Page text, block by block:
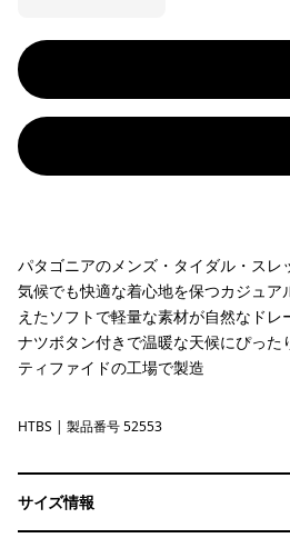
パタゴニアのメンズ・タイダル・スレ
気候でも快適な着心地を保つカジュア
えたソフトで軽量な素材が自然なドレ
ナツボタン付きで温暖な天候にぴった
ティファイドの工場で製造
Heliotropic: Blue Sage
HTBS | 製品番号 52553
サイズ情報